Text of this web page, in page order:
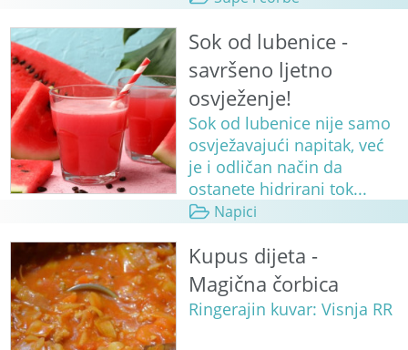
Sok od lubenice -
savršeno ljetno
osvježenje!
Sok od lubenice nije samo
osvježavajući napitak, već
je i odličan način da
ostanete hidrirani tok...
Napici
Kupus dijeta -
Magična čorbica
Ringerajin kuvar: Visnja RR